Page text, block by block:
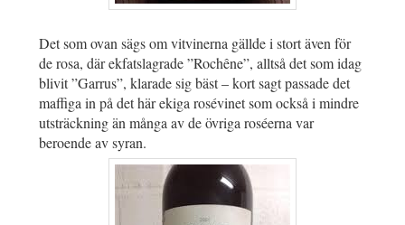
Det som ovan sägs om vitvinerna gällde i stort även för
de rosa, där ekfatslagrade ”Rochêne”, alltså det som idag
blivit ”Garrus”, klarade sig bäst – kort sagt passade det
maffiga in på det här ekiga rosévinet som också i mindre
utsträckning än många av de övriga roséerna var
beroende av syran.